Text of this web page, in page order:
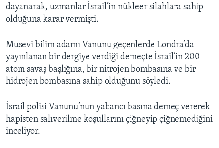
dayanarak, uzmanlar İsrail’in nükleer silahlara sahip
olduğuna karar vermişti.
Musevi bilim adamı Vanunu geçenlerde Londra’da
yayınlanan bir dergiye verdiği demeçte İsrail’in 200
atom savaş başlığına, bir nitrojen bombasına ve bir
hidrojen bombasına sahip olduğunu söyledi.
İsrail polisi Vanunu’nun yabancı basına demeç vererek
hapisten salıverilme koşullarını çiğneyip çiğnemediğini
inceliyor.